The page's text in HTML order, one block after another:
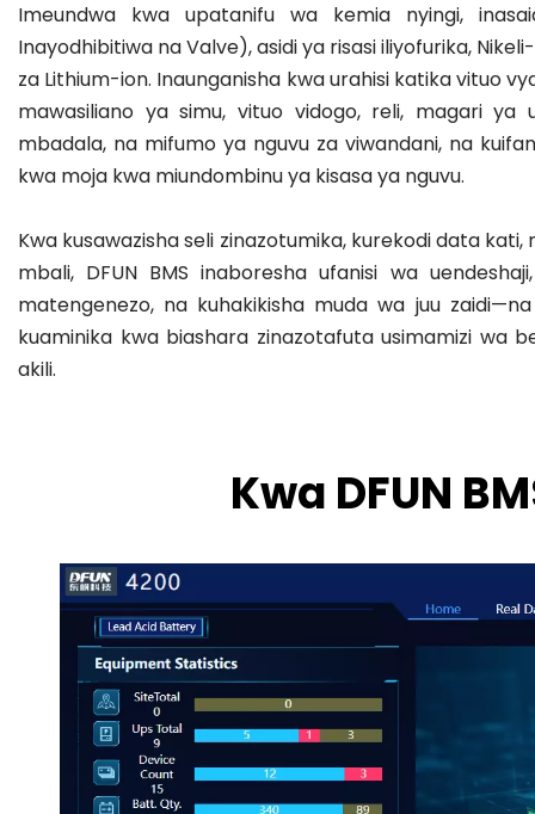
Imeundwa kwa upatanifu wa kemia nyingi,
Inayodhibitiwa na Valve), asidi ya risasi iliyofurika,
za Lithium-ion. Inaunganisha kwa urahisi katika vituo
mawasiliano ya simu, vituo vidogo, reli, magari ya
mbadala, na mifumo ya nguvu za viwandani, na
kwa moja kwa miundombinu ya kisasa ya nguvu.
Kwa kusawazisha seli zinazotumika, kurekodi data
mbali, DFUN BMS inaboresha ufanisi wa
matengenezo, na kuhakikisha muda wa juu
kuaminika kwa biashara zinazotafuta usimamizi wa
akili.
Kwa DFUN